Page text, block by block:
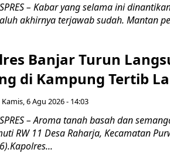
– Kabar yang selama ini
akhirnya terjawab sudah. Mantan
Banjar Turun
di Kampung Tertib
Kamis, 6 Agu 2026 - 14:03
– Aroma tanah basah dan
RW 11 Desa Raharja, Kecamatan